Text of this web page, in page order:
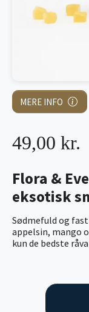
MERE INFO
Flora &
eksotisk
Sødmefuld og
appelsin, mango
kun de bedste
49,00 kr.